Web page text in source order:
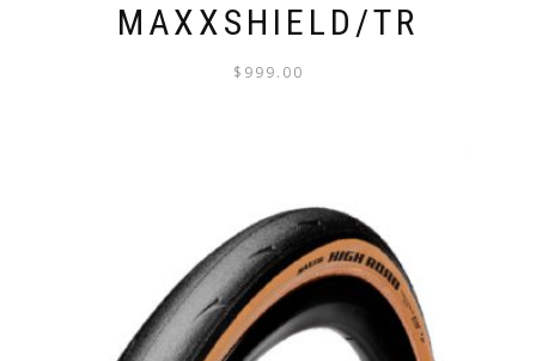
MAXXSHIELD/TR
$ 999.00